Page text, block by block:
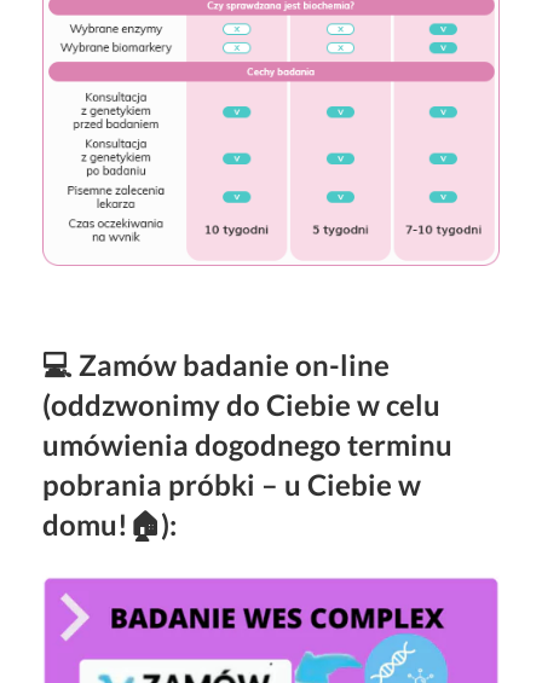
💻 Zamów badanie on-line
(oddzwonimy do Ciebie w celu
umówienia dogodnego terminu
pobrania próbki – u Ciebie w
domu!🏠):